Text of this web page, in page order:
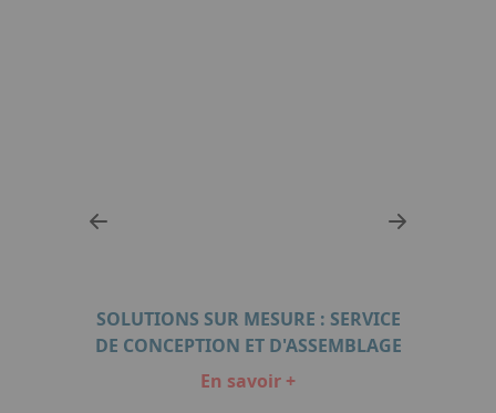
SOLUTIONS SUR MESURE : SERVICE
DE CONCEPTION ET D'ASSEMBLAGE
En savoir +